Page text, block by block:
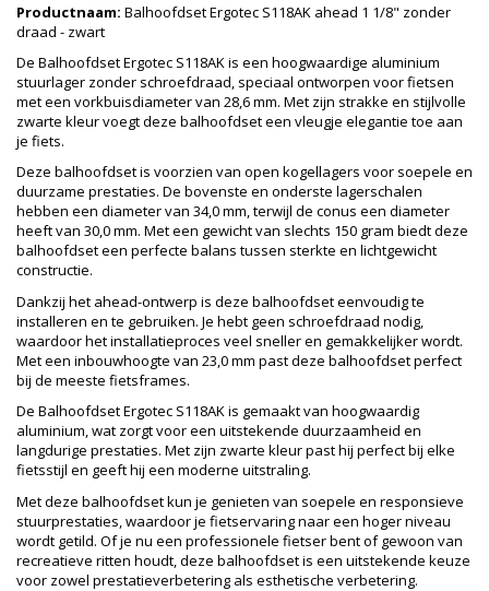
Productnaam: Balhoofdset Ergotec S118AK ahead 1 1/8" zonder
draad - zwart
De Balhoofdset Ergotec S118AK is een hoogwaardige aluminium
stuurlager zonder schroefdraad, speciaal ontworpen voor fietsen
met een vorkbuisdiameter van 28,6 mm. Met zijn strakke en stijlvolle
zwarte kleur voegt deze balhoofdset een vleugje elegantie toe aan
je fiets.
Deze balhoofdset is voorzien van open kogellagers voor soepele en
duurzame prestaties. De bovenste en onderste lagerschalen
hebben een diameter van 34,0 mm, terwijl de conus een diameter
heeft van 30,0 mm. Met een gewicht van slechts 150 gram biedt deze
balhoofdset een perfecte balans tussen sterkte en lichtgewicht
constructie.
Dankzij het ahead-ontwerp is deze balhoofdset eenvoudig te
installeren en te gebruiken. Je hebt geen schroefdraad nodig,
waardoor het installatieproces veel sneller en gemakkelijker wordt.
Met een inbouwhoogte van 23,0 mm past deze balhoofdset perfect
bij de meeste fietsframes.
De Balhoofdset Ergotec S118AK is gemaakt van hoogwaardig
aluminium, wat zorgt voor een uitstekende duurzaamheid en
langdurige prestaties. Met zijn zwarte kleur past hij perfect bij elke
fietsstijl en geeft hij een moderne uitstraling.
Met deze balhoofdset kun je genieten van soepele en responsieve
stuurprestaties, waardoor je fietservaring naar een hoger niveau
wordt getild. Of je nu een professionele fietser bent of gewoon van
recreatieve ritten houdt, deze balhoofdset is een uitstekende keuze
voor zowel prestatieverbetering als esthetische verbetering.